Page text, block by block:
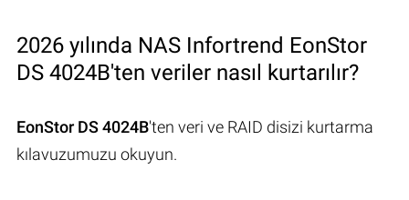
2026 yılında NAS Infortrend EonStor
DS 4024B'ten veriler nasıl kurtarılır?
EonStor DS 4024B'ten veri ve RAID disizi kurtarma
kılavuzumuzu okuyun.